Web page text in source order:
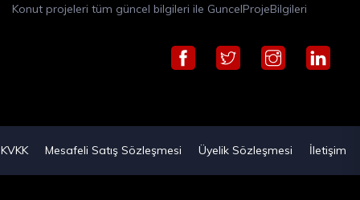
Konut projeleri tüm güncel bilgileri ile GuncelProjeBilgileri
KVKK Mesafeli Satış Sözleşmesi Üyelik Sözleşmesi İletişim